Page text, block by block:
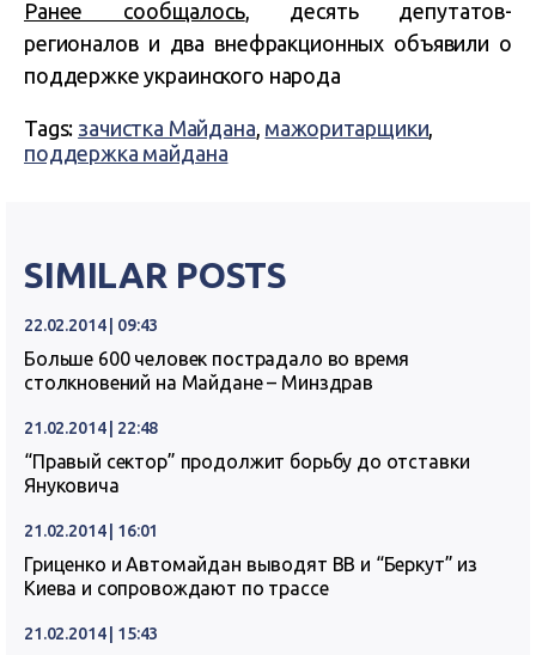
Ранее сообщалось, десять депутатов-
регионалов и два внефракционных объявили о
поддержке украинского народа
Tags: зачистка Майдана, мажоритарщики,
поддержка майдана
SIMILAR POSTS
22.02.2014 | 09:43
Больше 600 человек пострадало во время
столкновений на Майдане – Минздрав
21.02.2014 | 22:48
“Правый сектор” продолжит борьбу до отставки
Януковича
21.02.2014 | 16:01
Гриценко и Автомайдан выводят ВВ и “Беркут” из
Киева и сопровождают по трассе
21.02.2014 | 15:43